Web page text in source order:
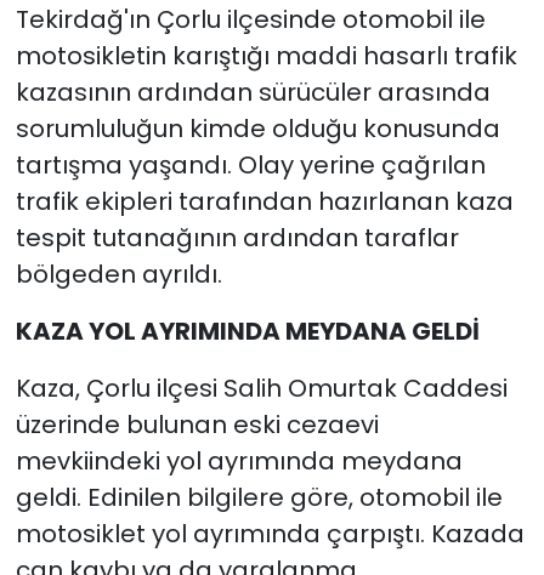
Tekirdağ'ın Çorlu ilçesinde otomobil ile
motosikletin karıştığı maddi hasarlı trafik
kazasının ardından sürücüler arasında
sorumluluğun kimde olduğu konusunda
tartışma yaşandı. Olay yerine çağrılan
trafik ekipleri tarafından hazırlanan kaza
tespit tutanağının ardından taraflar
bölgeden ayrıldı.
KAZA YOL AYRIMINDA MEYDANA GELDİ
Kaza, Çorlu ilçesi Salih Omurtak Caddesi
üzerinde bulunan eski cezaevi
mevkiindeki yol ayrımında meydana
geldi. Edinilen bilgilere göre, otomobil ile
motosiklet yol ayrımında çarpıştı. Kazada